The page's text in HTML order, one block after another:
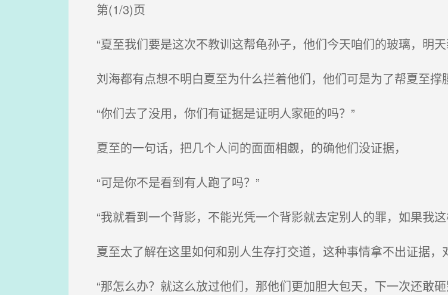
第(1/3)页
“夏至我们要是这次不教训这帮龟孙子，他们今天咱们的玻璃，明
刘海都有点想不明白夏至为什么拦着他们，他们可是为了帮夏至撑
“你们去了没用，你们有证据是证明人家砸的吗？”
夏至的一句话，把几个人问的面面相觑，的确他们没证据，
“可是你不是看到有人跑了吗？”
“我就看到一个背影，不能光凭一个背影就去定别人的罪，如果我
夏至太了解在这里如何和别人生存打交道，这种事情拿不出证据，
“那怎么办？就这么放过他们，那他们更加胆大包天，下一次还敢砸